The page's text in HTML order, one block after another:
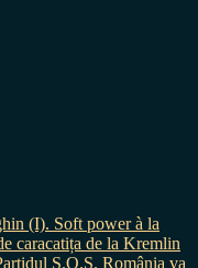
(I). Soft power à la
caracatița de la Kremlin
S.O.S. România va